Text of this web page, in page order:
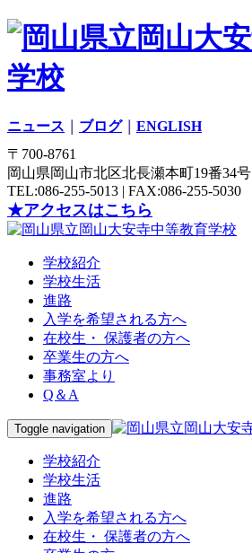
ニュース ブログ｜ ENGLISH
〒700-8761
岡山県岡山市北区北長瀬本町19番34号
TEL:086-255-5013 | FAX:086-255-5030
★アクセスはこちら
学校紹介
学校生活
進路
入学を希望される方へ
在校生・ 保護者の方へ
卒業生の方へ
事務室より
Q＆A
Toggle navigation
学校紹介
学校生活
進路
入学を希望される方へ
在校生・ 保護者の方へ